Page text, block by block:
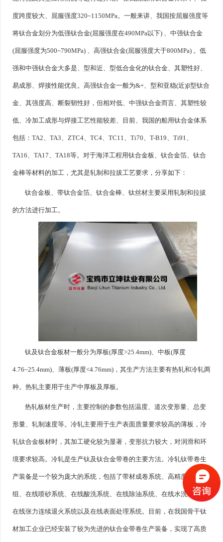
度跨度较大、屈服强度320~1150MPa。一般来讲、我国按屈服强度等
将钛合金划分为低强钛合金(屈服强度在490MPa以下) 、中强钛合金
(屈服强度为500~790MPa) 、高强钛合金(屈服强度大于800MPa) 。低
强和中强钛合金大多是、型和近、型低合金化的钛合金、其塑性好、
易成形、焊接性能优良。高强钛合金一般为&+、型和亚稳(近)β型钛合
金、其强度高、断裂韧性好，但相对低、中强钛合金而言、其塑性较
低、冷加工成形与焊接工艺性能较差、目前、我国的船用钛合金体系
包括：TA2、TA3、ZTC4、TC4、TC11、Ti70、T-B19、Ti91、
TA16、TA17、TA18等。对于海洋工程用钛合金板、钛合金箔、钛合
金棒等材料的加工，尤其是轧制和拉拔工艺要求，分享如下：
钛合金板、带钛合金箔、钛合金棒、钛丝材主要采用轧制和拉拔
的方法进行加工。
钛及钛合金板材一般分为厚板(厚度>25.4mm)、中板(厚度
4.76~25.4mm)、薄板(厚度<4.76mm)，其生产方法主要有热轧和冷轧两
种。热轧主要用于生产中厚板及厚板。
热轧板材生产时，主要控制的参数包括温度、道次变形量、总变
形量、轧制速度等。冷轧主要用于生产表面质量要求较高的薄板，冷
轧钛合金板材时，其加工硬化较为显著，变形抗力较大，对润滑和环
境要求较高。冷轧是生产钛及钛合金带卷的主要方法。冷轧钛带卷生
产装备是一个较为庞大的系统，包括了带材成卷系统、高精度冷轧机
组、在线喷砂系统、在线酸洗系统、在线除油系统、在线水洗系统、
在线张力连续退火系统以及在线表面处理系统。目前，在我国骨干钛
材加工企业已经安装了较为先进的钛合金带卷生产装备，实现了高质